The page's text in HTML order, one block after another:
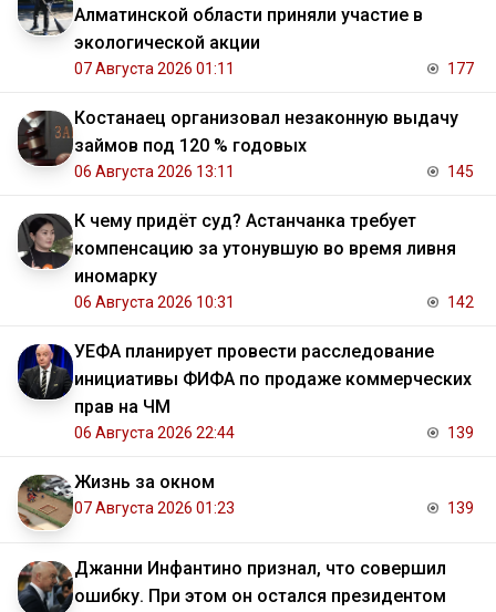
Алматинской области приняли участие в
экологической акции
07 Августа 2026 01:11 177
Костанаец организовал незаконную выдачу
займов под 120 % годовых
06 Августа 2026 13:11 145
К чему придёт суд? Астанчанка требует
компенсацию за утонувшую во время ливня
иномарку
06 Августа 2026 10:31 142
УЕФА планирует провести расследование
инициативы ФИФА по продаже коммерческих
прав на ЧМ
06 Августа 2026 22:44 139
Жизнь за окном
07 Августа 2026 01:23 139
Джанни Инфантино признал, что совершил
ошибку. При этом он остался президентом